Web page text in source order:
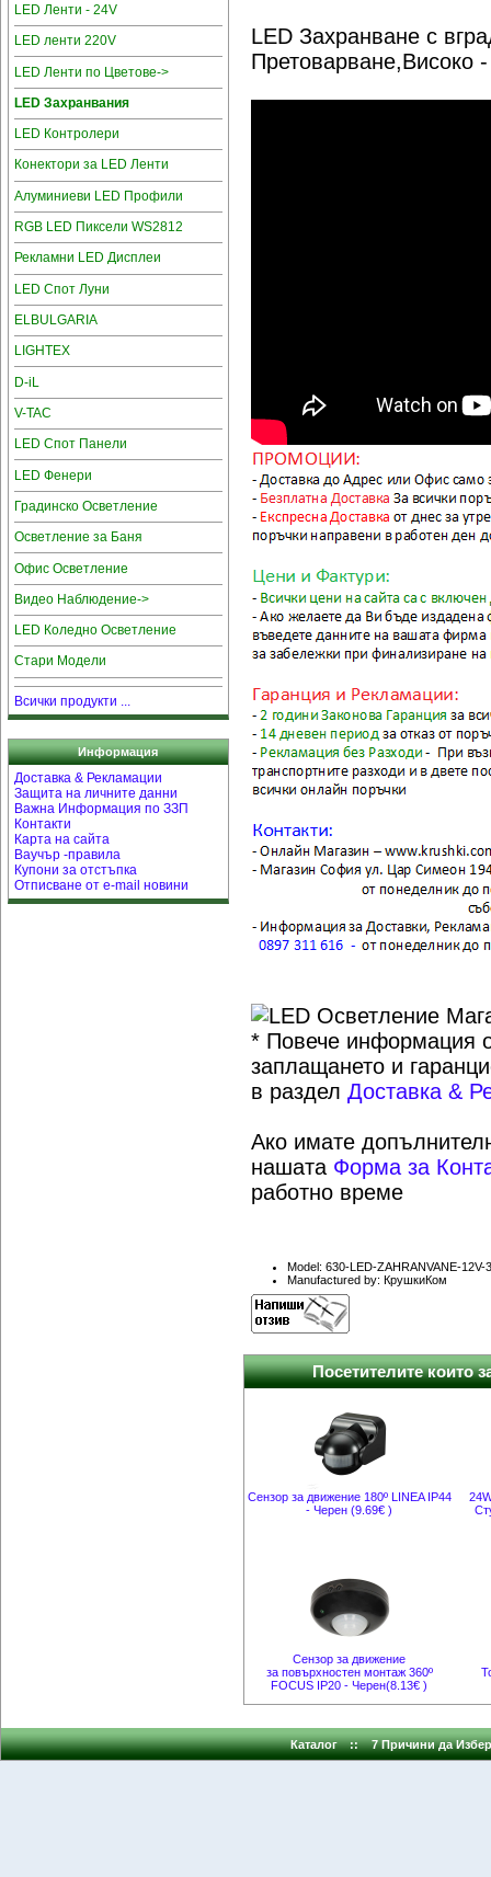
LED Ленти - 24V
LED ленти 220V
LED Ленти по Цветове->
LED Захранвания
LED Контролери
Конектори за LED Ленти
Алуминиеви LED Профили
RGB LED Пиксели WS2812
Рекламни LED Дисплеи
LED Спот Луни
ELBULGARIA
LIGHTEX
D-iL
V-TAC
LED Спот Панели
LED Фенери
Градинско Осветление
Осветление за Баня
Офис Осветление
Видео Наблюдение->
LED Коледно Осветление
Стари Модели
Всички продукти ...
Информация
Доставка & Рекламации
Защита на личните данни
Важна Информация по ЗЗП
Контакти
Карта на сайта
Ваучър -правила
Купони за отстъпка
Отписване от e-mail новини
LED Захранване с
Претоварване,Високо
* Повече информация
заплащането и
в раздел Доставка &
Ако имате
нашата Форма за
работно време
Model: 630-LED-ZAHRANVANE-12V-
Manufactured by: КрушкиКом
Посетителите които
Сензор за движение 180º LINEA IP44
- Черен (9.69€ )
Сензор за движение
за повърхностен монтаж 360º
FOCUS IP20 - Черен(8.13€ )
Каталог :: 7 Причини да